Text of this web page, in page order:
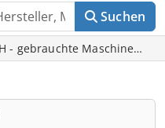
Suchen
- gebrauchte Maschinen in